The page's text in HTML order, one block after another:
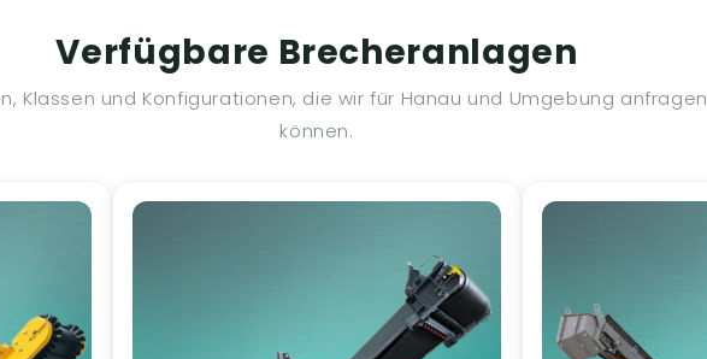
Verfügbare Brecheranlagen
Klassen und Konfigurationen, die wir für Hanau und Umgebung anfragen
können.